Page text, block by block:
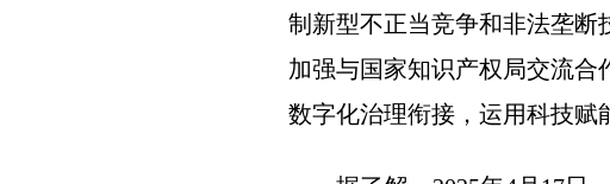
制新型不正当竞争和非法垄断
加强与国家知识产权局交流
数字化治理衔接，运用科技赋